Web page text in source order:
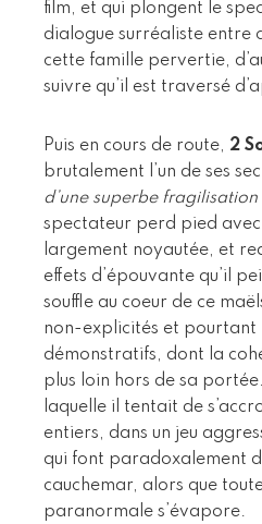
film, et qui plongent le
dialogue surréaliste entre
cette famille pervertie,
suivre qu’il est traversé
Puis en cours de route, 2
brutalement l’un de ses
d’une superbe fragilisation
spectateur perd pied
largement noyautée, et
effets d’épouvante qu’il
souffle au coeur de ce
non-explicités et pourtant
démonstratifs, dont la
plus loin hors de sa
laquelle il tentait de
entiers, dans un jeu
qui font paradoxalement
cauchemar, alors que
paranormale s’évapore.